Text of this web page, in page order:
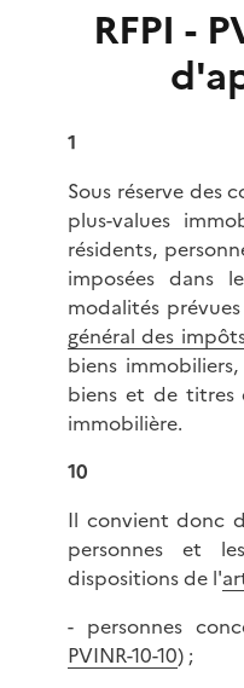
RFPI -
1
Sous réserve des
plus-values
résidents,
imposées dans
modalités
général des
biens
biens et de titres
immobilière.
10
Il convient donc
personnes et
dispositions de l'
- personnes
PVINR-10-10) ;